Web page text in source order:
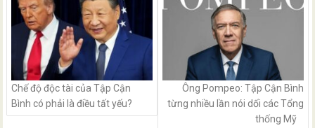
Chế độ độc tài của Tập Cận
Bình có phải là điều tất yếu?
Ông Pompeo: Tập Cận Bình
từng nhiều lần nói dối các Tổng
thống Mỹ